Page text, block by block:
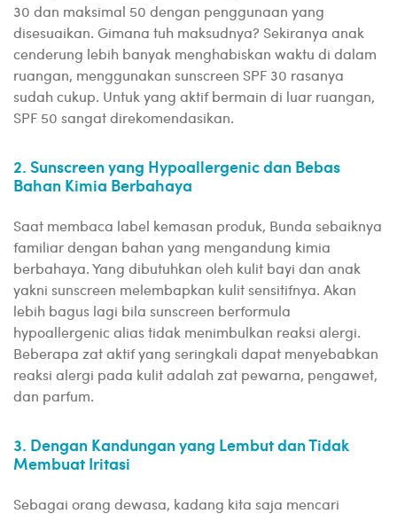
30 dan maksimal 50 dengan penggunaan yang
disesuaikan. Gimana tuh maksudnya? Sekiranya anak
cenderung lebih banyak menghabiskan waktu di dalam
ruangan, menggunakan sunscreen SPF 30 rasanya
sudah cukup. Untuk yang aktif bermain di luar ruangan,
SPF 50 sangat direkomendasikan.
2. Sunscreen yang Hypoallergenic dan Bebas
Bahan Kimia Berbahaya
Saat membaca label kemasan produk, Bunda sebaiknya
familiar dengan bahan yang mengandung kimia
berbahaya. Yang dibutuhkan oleh kulit bayi dan anak
yakni sunscreen melembapkan kulit sensitifnya. Akan
lebih bagus lagi bila sunscreen berformula
hypoallergenic alias tidak menimbulkan reaksi alergi.
Beberapa zat aktif yang seringkali dapat menyebabkan
reaksi alergi pada kulit adalah zat pewarna, pengawet,
dan parfum.
3. Dengan Kandungan yang Lembut dan Tidak
Membuat Iritasi
Sebagai orang dewasa, kadang kita saja mencari